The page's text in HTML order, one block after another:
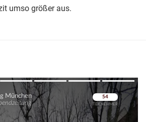
umso größer aus.
Überspringen